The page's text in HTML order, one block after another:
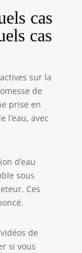
cas
cas
sur la
de
prise en
l’eau, avec
d’eau
sous
Ces
de
si vous